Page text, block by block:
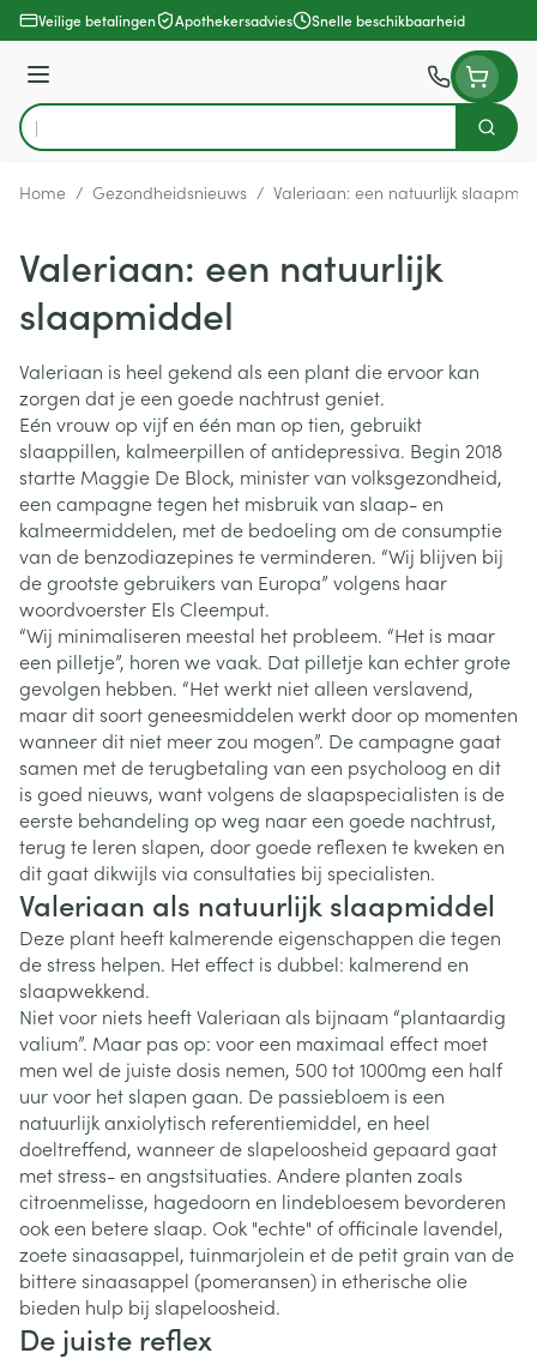
Ga naar de inhoud
Veilige betalingen Apothekersadvies Snelle beschikbaarheid
Menu
Product, merk, categorie...
Zoek
Home / Gezondheidsnieuws / Valeriaan: een natuurlijk
Valeriaan: een natuurlijk
slaapmiddel
Valeriaan is heel gekend als een plant die ervoor kan
zorgen dat je een goede nachtrust geniet.
Eén vrouw op vijf en één man op tien, gebruikt
slaappillen, kalmeerpillen of antidepressiva. Begin 2018
startte Maggie De Block, minister van volksgezondheid,
een campagne tegen het misbruik van slaap- en
kalmeermiddelen, met de bedoeling om de consumptie
van de benzodiazepines te verminderen. “Wij blijven bij
de grootste gebruikers van Europa” volgens haar
woordvoerster Els Cleemput.
“Wij minimaliseren meestal het probleem. “Het is maar
een pilletje”, horen we vaak. Dat pilletje kan echter grote
gevolgen hebben. “Het werkt niet alleen verslavend,
maar dit soort geneesmiddelen werkt door op momenten
wanneer dit niet meer zou mogen”. De campagne gaat
samen met de terugbetaling van een psycholoog en dit
is goed nieuws, want volgens de slaapspecialisten is de
eerste behandeling op weg naar een goede nachtrust,
terug te leren slapen, door goede reflexen te kweken en
dit gaat dikwijls via consultaties bij specialisten.
Valeriaan als natuurlijk slaapmiddel
Deze plant heeft kalmerende eigenschappen die tegen
de stress helpen. Het effect is dubbel: kalmerend en
slaapwekkend.
Niet voor niets heeft Valeriaan als bijnaam “plantaardig
valium”. Maar pas op: voor een maximaal effect moet
men wel de juiste dosis nemen, 500 tot 1000mg een half
uur voor het slapen gaan. De passiebloem is een
natuurlijk anxiolytisch referentiemiddel, en heel
doeltreffend, wanneer de slapeloosheid gepaard gaat
met stress- en angstsituaties. Andere planten zoals
citroenmelisse, hagedoorn en lindebloesem bevorderen
ook een betere slaap. Ook "echte" of officinale lavendel,
zoete sinaasappel, tuinmarjolein et de petit grain van de
bittere sinaasappel (pomeransen) in etherische olie
bieden hulp bij slapeloosheid.
De juiste reflex